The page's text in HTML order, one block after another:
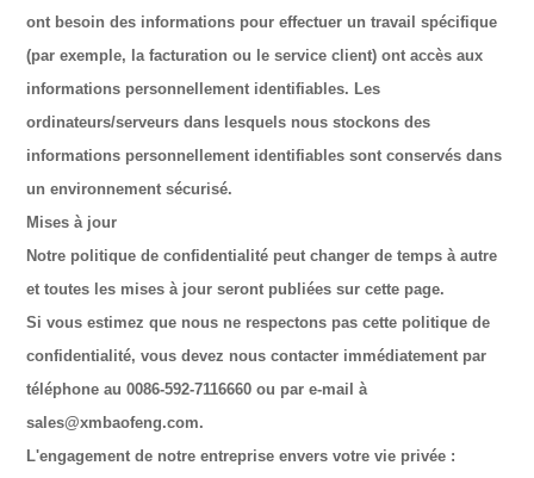
ont besoin des informations pour effectuer un travail spécifique
(par exemple, la facturation ou le service client) ont accès aux
informations personnellement identifiables. Les
ordinateurs/serveurs dans lesquels nous stockons des
informations personnellement identifiables sont conservés dans
un environnement sécurisé.
Mises à jour
Notre politique de confidentialité peut changer de temps à autre
et toutes les mises à jour seront publiées sur cette page.
Si vous estimez que nous ne respectons pas cette politique de
confidentialité, vous devez nous contacter immédiatement par
téléphone au 0086-592-7116660 ou par e-mail à
sales@xmbaofeng.com.
L'engagement de notre entreprise envers votre vie privée :